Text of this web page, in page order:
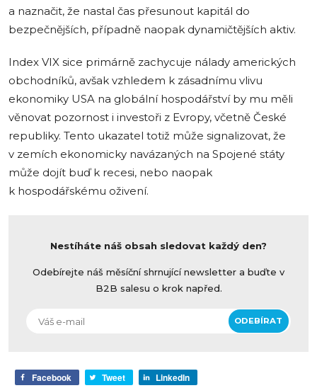
a naznačit, že nastal čas přesunout kapitál do
bezpečnějších, případně naopak dynamičtějších aktiv.
Index VIX sice primárně zachycuje nálady amerických
obchodníků, avšak vzhledem k zásadnímu vlivu
ekonomiky USA na globální hospodářství by mu měli
věnovat pozornost i investoři z Evropy, včetně České
republiky. Tento ukazatel totiž může signalizovat, že
v zemích ekonomicky navázaných na Spojené státy
může dojít buď k recesi, nebo naopak
k hospodářskému oživení.
Nestíháte náš obsah sledovat každý den?
Odebírejte náš měsíční shrnující newsletter a buďte v
B2B salesu o krok napřed.
Facebook Tweet LinkedIn